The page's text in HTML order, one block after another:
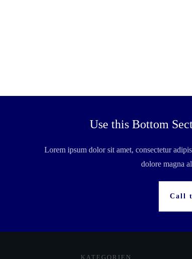
Use this Bottom
Lorem ipsum dolor sit amet, consectetur
dolore magna
Call
KATEGORIEN